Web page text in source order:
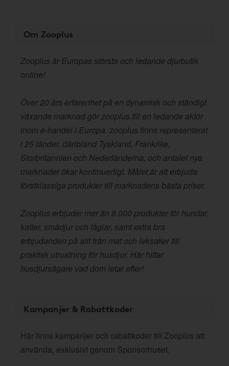
Om Zooplus
Zooplus är Europas största och ledande djurbutik
online!
Över 20 års erfarenhet på en dynamisk och ständigt
växande marknad gör zooplus till en ledande aktör
inom e-handel i Europa. zooplus finns representerat
i 25 länder, däribland Tyskland, Frankrike,
Storbritannien och Nederländerna, och antalet nya
marknader ökar kontinuerligt. Målet är att erbjuda
förstklassiga produkter till marknadens bästa priser.
Zooplus erbjuder mer än 8 000 produkter för hundar,
katter, smådjur och fåglar, samt extra bra
erbjudanden på allt från mat och leksaker till
praktisk utrustning för husdjur. Här hittar
husdjursägare vad dom letar efter!
Kampanjer & Rabattkoder
Här finns kampanjer och rabattkoder till Zooplus att
använda, exklusivt genom Sponsorhuset.